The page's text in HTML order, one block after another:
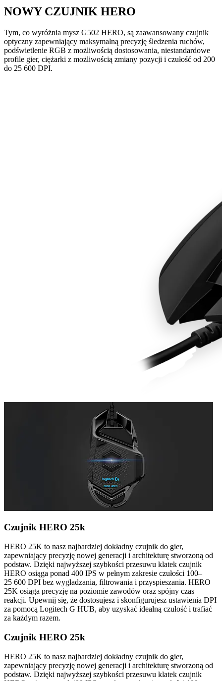
NOWY CZUJNIK HERO
Tym, co wyróżnia mysz G502 HERO, są zaawansowany czujnik
optyczny zapewniający maksymalną precyzję śledzenia ruchów,
podświetlenie RGB z możliwością dostosowania, niestandardowe
profile gier, ciężarki z możliwością zmiany pozycji i czułość od 200
do 25 600 DPI.
Czujnik HERO 25k
HERO 25K to nasz najbardziej dokładny czujnik do gier,
zapewniający precyzję nowej generacji i architekturę stworzoną od
podstaw. Dzięki najwyższej szybkości przesuwu klatek czujnik
HERO osiąga ponad 400 IPS w pełnym zakresie czułości 100–
25 600 DPI bez wygładzania, filtrowania i przyspieszania. HERO
25K osiąga precyzję na poziomie zawodów oraz spójny czas
reakcji. Upewnij się, że dostosujesz i skonfigurujesz ustawienia DPI
za pomocą Logitech G HUB, aby uzyskać idealną czułość i trafiać
za każdym razem.
Czujnik HERO 25k
HERO 25K to nasz najbardziej dokładny czujnik do gier,
zapewniający precyzję nowej generacji i architekturę stworzoną od
podstaw. Dzięki najwyższej szybkości przesuwu klatek czujnik